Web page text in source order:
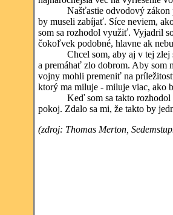
Našťastie odvodový zákon
by museli zabíjať. Síce neviem,
som sa rozhodol využiť. Vyjadril
čokoľvek podobné, hlavne ak
Chcel som, aby aj v tej zlej
a premáhať zlo dobrom. Aby
vojny mohli premeniť na
ktorý ma miluje - miluje viac, ako
Keď som sa takto rozhodol a
pokoj. Zdalo sa mi, že takto by
(zdroj: Thomas Merton,